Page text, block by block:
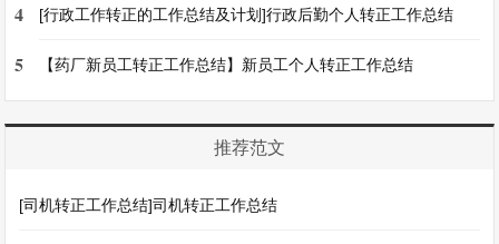
4 [行政工作转正的工作总结及计划]行政后勤个人转正工作总结
5 【药厂新员工转正工作总结】新员工个人转正工作总结
推荐范文
[司机转正工作总结]司机转正工作总结